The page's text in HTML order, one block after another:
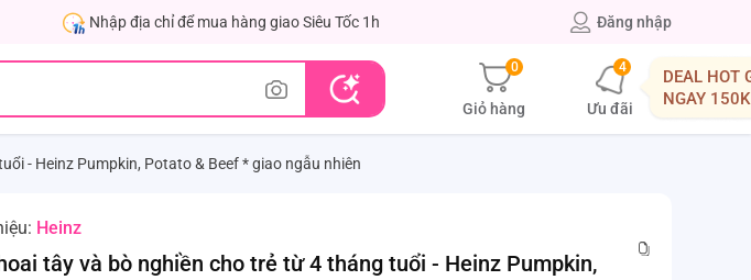
Nhập địa chỉ để mua hàng giao Siêu Tốc 1h Đăng nhập
0
Giỏ hàng
4
Ưu đãi
DEAL HOT
NGAY 150K
- Heinz Pumpkin, Potato & Beef * giao ngẫu nhiên
Heinz
tây và bò nghiền cho trẻ từ 4 tháng tuổi - Heinz Pumpkin,